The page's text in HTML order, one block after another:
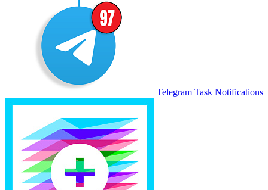
Telegram Task Notifications